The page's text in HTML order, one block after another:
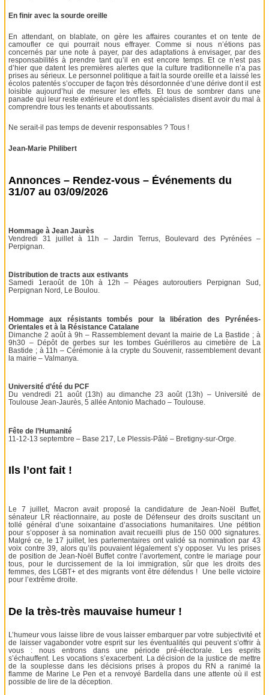
En finir avec la sourde oreille
En attendant, on blablate, on gère les affaires courantes et on tente de
camoufler ce qui pourrait nous effrayer. Comme si nous n’étions pas
concernés par une note à payer, par des adaptations à envisager, par des
responsabilités à prendre tant qu’il en est encore temps. Et ce n’est pas
d’hier que datent les premières alertes que la culture traditionnelle n’a pas
prises au sérieux. Le personnel politique a fait la sourde oreille et a laissé les
écolos patentés s’occuper de façon très désordonnée d’une dérive dont il est
loisible aujourd’hui de mesurer les effets. Et tous de sombrer dans une
panade qui leur reste extérieure et dont les spécialistes disent avoir du mal à
comprendre tous les tenants et aboutissants.
Ne serait-il pas temps de devenir responsables ? Tous !
Jean-Marie Philibert
Annonces – Rendez-vous – Événements du
31/07 au 03/09/2026
Hommage à Jean Jaurès
Vendredi 31 juillet à 11h – Jardin Terrus, Boulevard des Pyrénées –
Perpignan.
Distribution de tracts aux estivants
Samedi 1eraoût de 10h à 12h – Péages autoroutiers Perpignan Sud,
Perpignan Nord, Le Boulou.
Hommage aux résistants tombés pour la libération des Pyrénées-
Orientales et à la Résistance Catalane
Dimanche 2 août à 9h – Rassemblement devant la mairie de La Bastide ; à
9h30 – Dépôt de gerbes sur les tombes Guérilleros au cimetière de La
Bastide ; à 11h – Cérémonie à la crypte du Souvenir, rassemblement devant
la mairie – Valmanya.
Université d’été du PCF
Du vendredi 21 août (13h) au dimanche 23 août (13h) – Université de
Toulouse Jean-Jaurès, 5 allée Antonio Machado – Toulouse.
Fête de l’Humanité
11-12-13 septembre – Base 217, Le Plessis-Pâté – Bretigny-sur-Orge.
Ils l’ont fait !
Le 7 juillet, Macron avait proposé la candidature de Jean-Noël Buffet,
sénateur LR réactionnaire, au poste de Défenseur des droits suscitant un
tollé général d’une soixantaine d’associations humanitaires. Une pétition
pour s’opposer à sa nomination avait recueilli plus de 150 000 signatures.
Malgré ce, le 17 juillet, les parlementaires ont validé sa nomination par 43
voix contre 39, alors qu’ils pouvaient légalement s’y opposer. Vu les prises
de position de Jean-Noël Buffet contre l’avortement, contre le mariage pour
tous, pour le durcissement de la loi immigration, sûr que les droits des
femmes, des LGBT+ et des migrants vont être défendus ! Une belle victoire
pour l’extrême droite.
De la très-très mauvaise humeur !
L’humeur vous laisse libre de vous laisser embarquer par votre subjectivité et
de laisser vagabonder votre esprit sur les éventualités qui peuvent s’offrir à
vous : nous entrons dans une période pré-électorale. Les esprits
s’échauffent. Les vocations s’exacerbent. La décision de la justice de mettre
de la souplesse dans les décisions prises à propos du RN a ranimé la
flamme de Marine Le Pen et a renvoyé Bardella dans une attente où il est
possible de lire de la déception.